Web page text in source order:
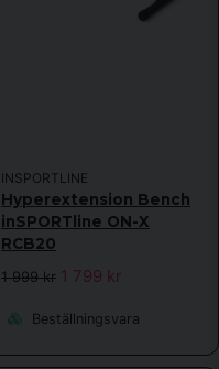
INSPORTLINE
Hyperextension Bench
inSPORTline ON-X
RCB20
1 999 kr 1 799 kr
Beställningsvara